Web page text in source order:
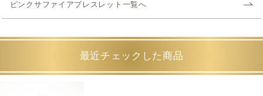
ピンクサファイアブレスレット一覧へ
最近チェックした商品